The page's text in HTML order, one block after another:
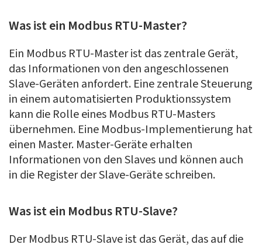
Was ist ein Modbus RTU-Master?
Ein Modbus RTU-Master ist das zentrale Gerät,
das Informationen von den angeschlossenen
Slave-Geräten anfordert. Eine zentrale Steuerung
in einem automatisierten Produktionssystem
kann die Rolle eines Modbus RTU-Masters
übernehmen. Eine Modbus-Implementierung hat
einen Master. Master-Geräte erhalten
Informationen von den Slaves und können auch
in die Register der Slave-Geräte schreiben.
Was ist ein Modbus RTU-Slave?
Der Modbus RTU-Slave ist das Gerät, das auf die